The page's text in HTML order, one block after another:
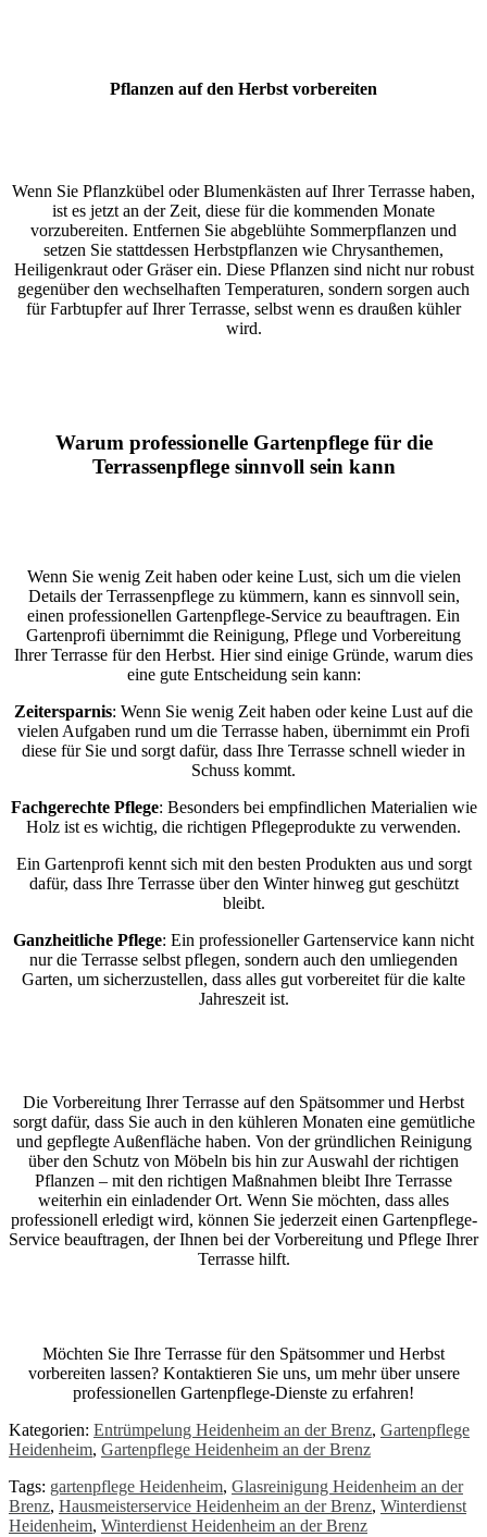
Pflanzen auf den Herbst vorbereiten
Wenn Sie Pflanzkübel oder Blumenkästen auf Ihrer Terrasse haben,
ist es jetzt an der Zeit, diese für die kommenden Monate
vorzubereiten. Entfernen Sie abgeblühte Sommerpflanzen und
setzen Sie stattdessen Herbstpflanzen wie Chrysanthemen,
Heiligenkraut oder Gräser ein. Diese Pflanzen sind nicht nur robust
gegenüber den wechselhaften Temperaturen, sondern sorgen auch
für Farbtupfer auf Ihrer Terrasse, selbst wenn es draußen kühler
wird.
Warum professionelle Gartenpflege für die
Terrassenpflege sinnvoll sein kann
Wenn Sie wenig Zeit haben oder keine Lust, sich um die vielen
Details der Terrassenpflege zu kümmern, kann es sinnvoll sein,
einen professionellen Gartenpflege-Service zu beauftragen. Ein
Gartenprofi übernimmt die Reinigung, Pflege und Vorbereitung
Ihrer Terrasse für den Herbst. Hier sind einige Gründe, warum dies
eine gute Entscheidung sein kann:
Zeitersparnis: Wenn Sie wenig Zeit haben oder keine Lust auf die
vielen Aufgaben rund um die Terrasse haben, übernimmt ein Profi
diese für Sie und sorgt dafür, dass Ihre Terrasse schnell wieder in
Schuss kommt.
Fachgerechte Pflege: Besonders bei empfindlichen Materialien wie
Holz ist es wichtig, die richtigen Pflegeprodukte zu verwenden.
Ein Gartenprofi kennt sich mit den besten Produkten aus und sorgt
dafür, dass Ihre Terrasse über den Winter hinweg gut geschützt
bleibt.
Ganzheitliche Pflege: Ein professioneller Gartenservice kann nicht
nur die Terrasse selbst pflegen, sondern auch den umliegenden
Garten, um sicherzustellen, dass alles gut vorbereitet für die kalte
Jahreszeit ist.
Die Vorbereitung Ihrer Terrasse auf den Spätsommer und Herbst
sorgt dafür, dass Sie auch in den kühleren Monaten eine gemütliche
und gepflegte Außenfläche haben. Von der gründlichen Reinigung
über den Schutz von Möbeln bis hin zur Auswahl der richtigen
Pflanzen – mit den richtigen Maßnahmen bleibt Ihre Terrasse
weiterhin ein einladender Ort. Wenn Sie möchten, dass alles
professionell erledigt wird, können Sie jederzeit einen Gartenpflege-
Service beauftragen, der Ihnen bei der Vorbereitung und Pflege Ihrer
Terrasse hilft.
Möchten Sie Ihre Terrasse für den Spätsommer und Herbst
vorbereiten lassen? Kontaktieren Sie uns, um mehr über unsere
professionellen Gartenpflege-Dienste zu erfahren!
Kategorien: Entrümpelung Heidenheim an der Brenz, Gartenpflege
Heidenheim, Gartenpflege Heidenheim an der Brenz
Tags: gartenpflege Heidenheim, Glasreinigung Heidenheim an der
Brenz, Hausmeisterservice Heidenheim an der Brenz, Winterdienst
Heidenheim, Winterdienst Heidenheim an der Brenz